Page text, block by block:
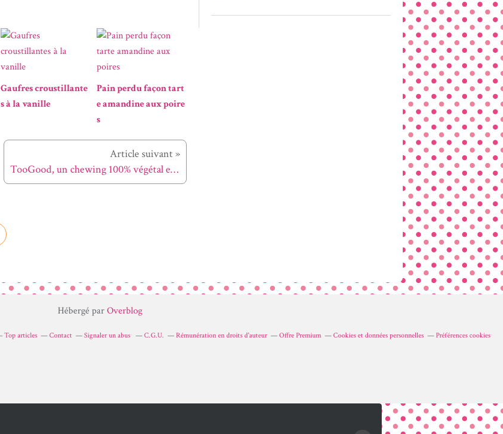
Gaufres croustillante
s à la vanille
Pain perdu façon tart
e amandine aux poire
s
Article suivant »
TooGood, un chewing 100% végétal et biodégradable
Hébergé parOverblog
Top articles Contact Signaler un abus C.G.U. Rémunération en droits d'auteur Offre Premium Cookies et données personnelles Préférences cookies